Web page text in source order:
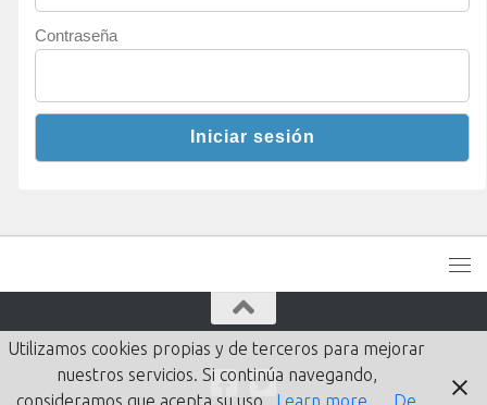
Contraseña
Utilizamos cookies propias y de terceros para mejorar
nuestros servicios. Si continúa navegando,
consideramos que acepta su uso.
Learn more De